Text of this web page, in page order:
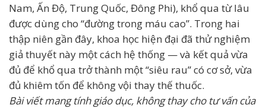
Nam, Ấn Độ, Trung Quốc, Đông Phi), khổ qua từ lâu
được dùng cho “đường trong máu cao”. Trong hai
thập niên gần đây, khoa học hiện đại đã thử nghiệm
giả thuyết này một cách hệ thống — và kết quả vừa
đủ để khổ qua trở thành một “siêu rau” có cơ sở, vừa
đủ khiêm tốn để không vội thay thế thuốc.
Bài viết mang tính giáo dục, không thay cho tư vấn của